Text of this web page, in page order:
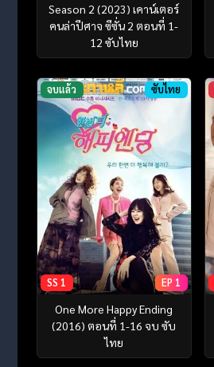
Season 2 (2023) เคาน์เตอร์
คนล่าปีศาจ ซีซั่น 2 ตอนที่ 1-
12 ซับไทย
จบแล้ว ซับไทย
SS 1 EP 1
One More Happy Ending
(2016) ตอนที่ 1-16 จบ ซับ
ไทย